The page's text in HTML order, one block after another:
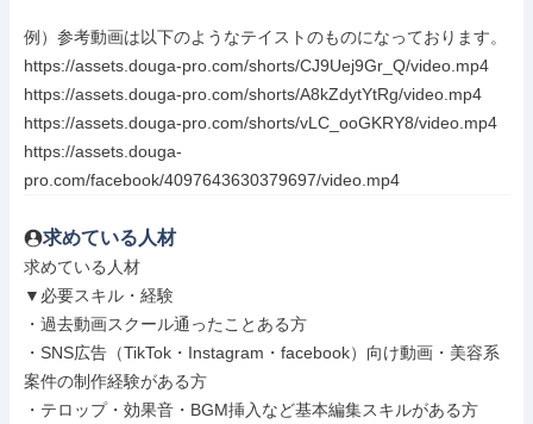
例）参考動画は以下のようなテイストのものになっております。
https://assets.douga-pro.com/shorts/CJ9Uej9Gr_Q/video.mp4
https://assets.douga-pro.com/shorts/A8kZdytYtRg/video.mp4
https://assets.douga-pro.com/shorts/vLC_ooGKRY8/video.mp4
https://assets.douga-
pro.com/facebook/4097643630379697/video.mp4
求めている人材
求めている人材
▼必要スキル・経験
・過去動画スクール通ったことある方
・SNS広告（TikTok・Instagram・facebook）向け動画・美容系
案件の制作経験がある方
・テロップ・効果音・BGM挿入など基本編集スキルがある方